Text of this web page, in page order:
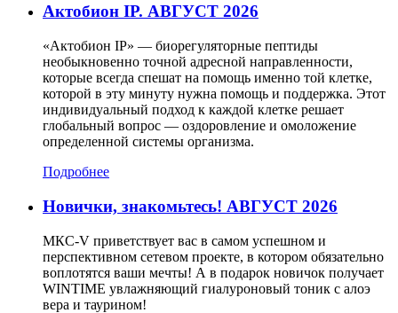
Актобион IP. АВГУСТ 2026
«Актобион IP» — биорегуляторные пептиды
необыкновенно точной адресной направленности,
которые всегда спешат на помощь именно той клетке,
которой в эту минуту нужна помощь и поддержка. Этот
индивидуальный подход к каждой клетке решает
глобальный вопрос — оздоровление и омоложение
определенной системы организма.
Подробнее
Новички, знакомьтесь! АВГУСТ 2026
МКС-V приветствует вас в самом успешном и
перспективном сетевом проекте, в котором обязательно
воплотятся ваши мечты! А в подарок новичок получает
WINTIME увлажняющий гиалуроновый тоник с алоэ
вера и таурином!